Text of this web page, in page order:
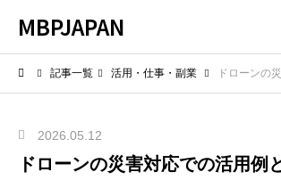
MBPJAPAN
記事一覧 活用・仕事・副業 ドローンの災害対応での活用例と
2026.05.12
ドローンの災害対応での活用例